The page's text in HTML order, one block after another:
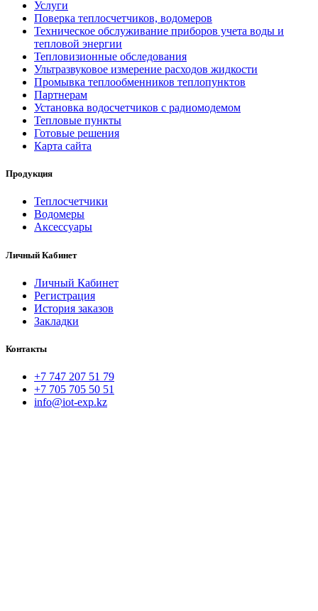
Услуги
Поверка теплосчетчиков, водомеров
Техническое обслуживание приборов учета воды и
тепловой энергии
Тепловизионные обследования
Ультразвуковое измерение расходов жидкости
Промывка теплообменников теплопунктов
Партнерам
Установка водосчетчиков с радиомодемом
Тепловые пункты
Готовые решения
Карта сайта
Продукция
Теплосчетчики
Водомеры
Аксессуары
Личный Кабинет
Личный Кабинет
Регистрация
История заказов
Закладки
Контакты
+7 747 207 51 79
+7 705 705 50 51
info@iot-exp.kz